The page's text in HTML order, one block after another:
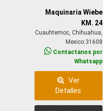
Maquinaria Wiebe
KM. 24
Cuauhtemoc, Chihuahua,
Mexico 31608
Contactanos por
Whatsapp
Ver
Detalles